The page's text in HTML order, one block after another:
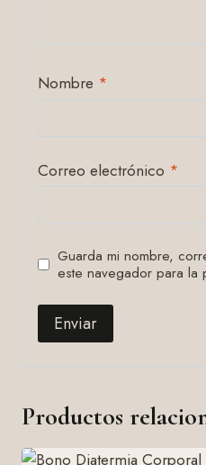
Nombre *
Correo electrónico *
Guarda mi nombre,
este navegador para la
Productos